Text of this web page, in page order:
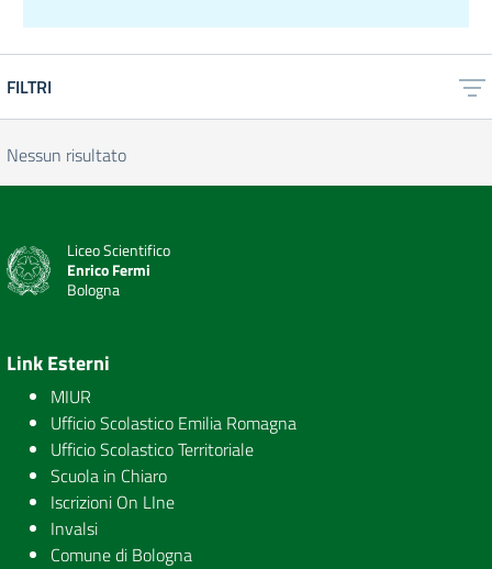
FILTRI
Nessun risultato
Liceo Scientifico
Enrico Fermi
Bologna
Link Esterni
MIUR
Ufficio Scolastico Emilia Romagna
Ufficio Scolastico Territoriale
Scuola in Chiaro
Iscrizioni On LIne
Invalsi
Comune di Bologna